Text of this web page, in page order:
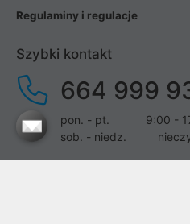
Regulaminy i regulacje
Szybki kontakt
664 999
pon. - pt.
9:00 -
sob. - niedz.